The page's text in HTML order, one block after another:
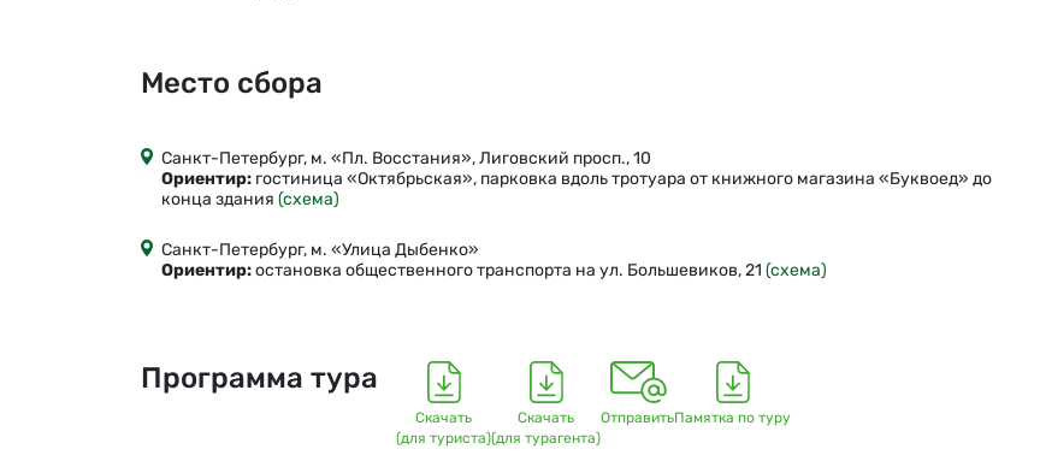
Место сбора
Санкт-Петербург, м. «Пл. Восстания», Лиговский просп., 10
Ориентир: гостиница «Октябрьская», парковка вдоль тротуара от книжного магазина «Буквоед» до
конца здания (схема)
Санкт-Петербург, м. «Улица Дыбенко»
Ориентир:остановка общественного транспорта на ул. Большевиков, 21 (схема)
Программа тура
Скачать
(для туриста)
Скачать
(для турагента)
ОтправитьПамятка по туру